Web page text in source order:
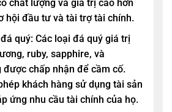
chất lượng và giá trị cao hơn
hội đầu tư và tài trợ tài chính.
quý: Các loại đá quý giá trị
ruby, sapphire, và
được chấp nhận để cầm cố.
khách hàng sử dụng tài sản
ứng nhu cầu tài chính của họ.